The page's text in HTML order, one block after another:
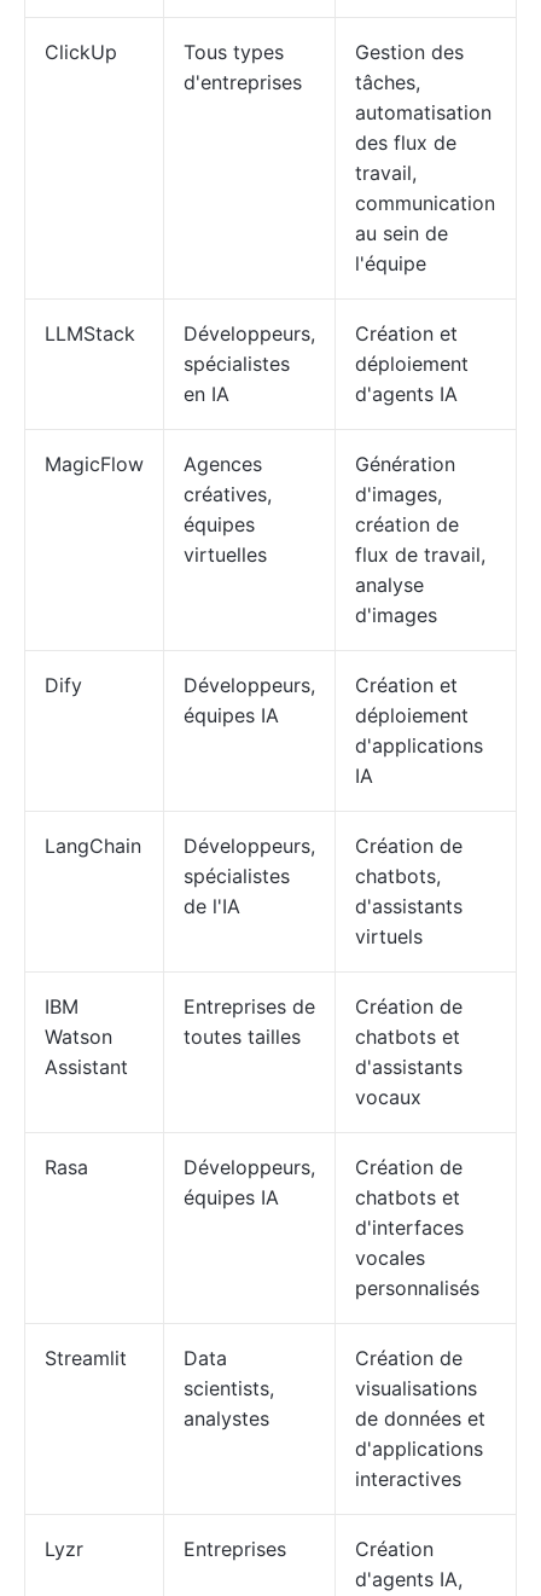
ClickUp
Tous types
d'entreprises
Gestion des
tâches,
automatisation
des flux de
travail,
communication
au sein de
l'équipe
LLMStack
Développeurs,
spécialistes
en IA
Création et
déploiement
d'agents IA
MagicFlow
Agences
créatives,
équipes
virtuelles
Génération
d'images,
création de
flux de travail,
analyse
d'images
Dify
Développeurs,
équipes IA
Création et
déploiement
d'applications
IA
LangChain
Développeurs,
spécialistes
de l'IA
Création de
chatbots,
d'assistants
virtuels
IBM
Watson
Assistant
Entreprises de
toutes tailles
Création de
chatbots et
d'assistants
vocaux
Rasa
Développeurs,
équipes IA
Création de
chatbots et
d'interfaces
vocales
personnalisés
Streamlit
Data
scientists,
analystes
Création de
visualisations
de données et
d'applications
interactives
Lyzr Entreprises
Création
d'agents IA,